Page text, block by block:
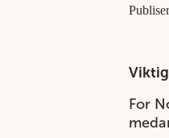
For